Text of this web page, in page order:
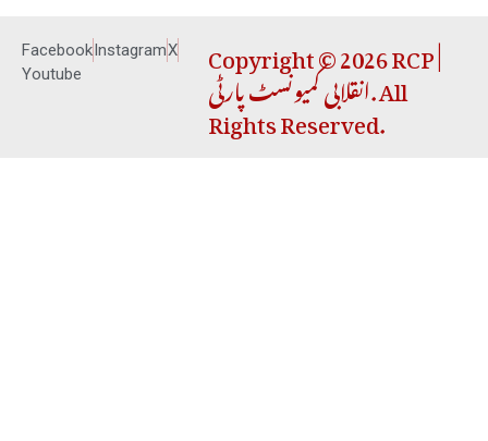
FacebookInstagramX
Youtube
Copyright © 2026 RCP |
انقلابی کمیونسٹ پارٹی. All
Rights Reserved.